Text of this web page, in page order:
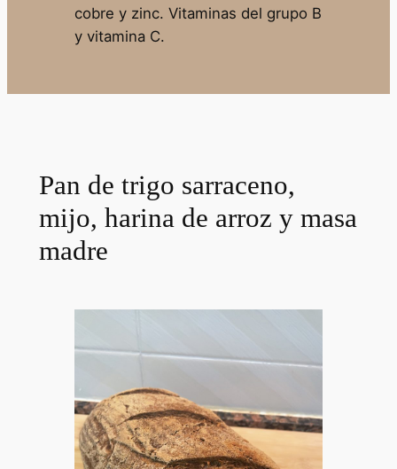
cobre y zinc. Vitaminas del grupo B
y vitamina C.
Pan de trigo sarraceno,
mijo, harina de arroz y masa
madre